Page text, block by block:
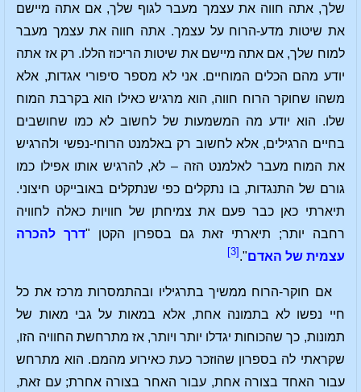
שלך, אתה חווה את עצמך מעבר לגוף שלך, אם אתה מיישם
את שיטות מדע-הרוח על עצמך. אתה חווה את עצמך מעבר
למוח שלך, אם אתה מיישם את שיטות הריכוז הללו. רק אז אתה
יודע מהם הכלים המוחיים. אני לא מספר סיפורי אגדות, אלא
משהו שחוקר הרוח חווה, הוא מרגיש כאילו הוא בקרבת המוח
שלו. הוא יודע מה המשמעות של לחשוב לא כמו שחושבים
בחיים הרגילים, אלא לחשוב רק באלמנט הרוחי-נפשי ולהרגיש
את המוח מעבר לאלמנט הזה – לא, להרגיש אותו אפילו כמו
גורם של התנגדות, בו נתקלים כפי שנתקלים באובייקט חיצוני.
תיארתי כאן כבר פעם את צמיחתן של חוויות כאלה לחוויה
רחבה יותר; תיארתי זאת גם בספרון הקטן "דרך להכרה
עצמית של האדם".
[3]
אם חוקר-הרוח ממשיך בתרגיליו ובהתמסרות מרכז את כל
חיי נפשו לא בתמונה אחת, אלא במאות על גבי מאות של
תמונות, כך שהכוחות יגדלו יותר ויותר, אז מתרחשת החוויה הזו,
שקראתי לה בספרון שהוזכר כעת כאירוע מהמם. הוא מתרחש
עבור האחד בצורה אחת, עבור האחר בצורה אחרת; עם זאת,